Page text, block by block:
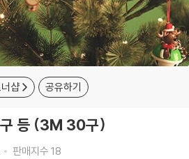
샵 공유하기
등 (3M 30구)
판매지수 18